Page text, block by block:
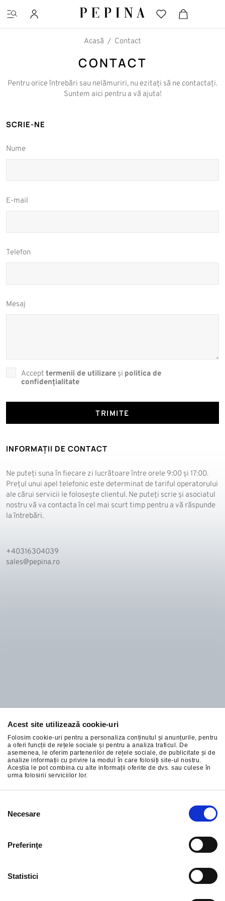
Acest site utilizează cookie-uri
Folosim cookie-uri pentru a personaliza conținutul și anunțurile, pentru
a oferi funcții de rețele sociale și pentru a analiza traficul. De
asemenea, le oferim partenerilor de rețele sociale, de publicitate și de
analize informații cu privire la modul în care folosiți site-ul nostru.
Aceștia le pot combina cu alte informații oferite de dvs. sau culese în
urma folosirii serviciilor lor.
consimțământului
Necesare
Preferinţe
Statistici
CĂUTĂRI FAVORITE
Ghete
Acasă Contact
CONTACT
Pentru orice întrebări sau nelămuriri, nu ezitați să ne contactați.
Suntem aici pentru a vă ajuta!
SCRIE-NE
Nume
E-mail
Telefon
Mesaj
Accept termenii de utilizare și politica de
confidențialitate
TRIMITE
INFORMAȚII DE CONTACT
Ne puteți suna în fiecare zi lucrătoare între orele 9:00 și 17:00.
Prețul unui apel telefonic este determinat de tariful operatorului
ale cărui servicii le folosește clientul. Ne puteți scrie și asociatul
nostru vă va contacta în cel mai scurt timp pentru a vă răspunde
la întrebări.
+40316304039
sales@pepina.ro